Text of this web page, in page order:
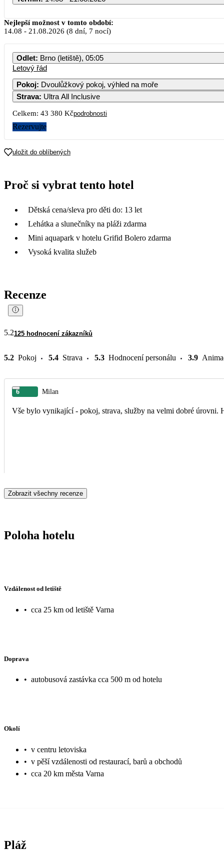
Nejlepší možnost v tomto období:
14.08 - 21.08.2026 (8 dní, 7 nocí)
Odlet: Brno (letiště), 05:05
Letový řád
Pokoj: Dvoulůžkový pokoj, výhled na moře
Strava: Ultra All Inclusive
Celkem: 43 380 Kčpodrobnosti
Rezervujte
uložit do oblíbených
Proč si vybrat tento hotel
Dětská cena/sleva pro děti do: 13 let
Lehátka a slunečníky na pláži zdarma
Mini aquapark v hotelu Grifid Bolero zdarma
Vysoká kvalita služeb
Recenze
5.2125 hodnocení zákazníků
5.2 Pokoj 5.4 Strava 5.3 Hodnocení personálu 3.9
6 Milan
Vše bylo vynikající - pokoj, strava, služby na velmi dobré úrovni.
Zobrazit všechny recenze
Poloha hotelu
Vzdálenost od letiště
• cca 25 km od letiště Varna
Doprava
• autobusová zastávka cca 500 m od hotelu
Okolí
• v centru letoviska
• v pěší vzdálenosti od restaurací, barů a obchodů
• cca 20 km města Varna
Pláž